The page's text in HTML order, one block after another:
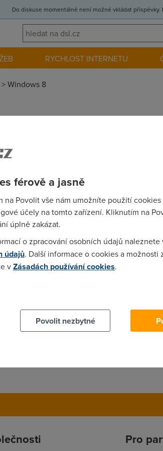
Do diskuse momentálně není možné vkládat
RYCHLOST INTERNETU
>Windows 8
konferenci v Kalifornii představil
mobilního grafického rozhraní.
2011/10/windows-8-
Pro
férově a jasně
na Povolit vše nám umožníte použití
účely na tomto zařízení. Kliknutím na
úplně zakázat.
o zpracování osobních údajů naleznete
údajů. Další informace o cookies a
vZásadách používání cookies.
Povolit nezbytné